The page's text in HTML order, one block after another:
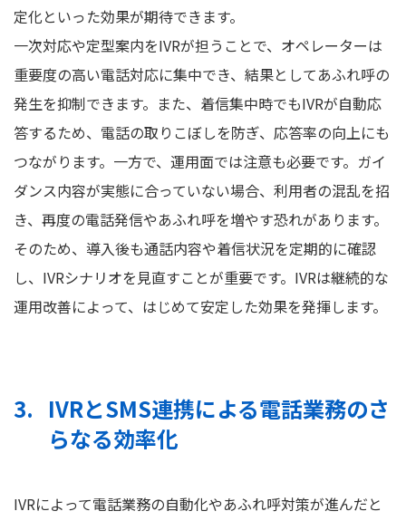
定化といった効果が期待できます。
一次対応や定型案内をIVRが担うことで、オペレーターは
重要度の高い電話対応に集中でき、結果としてあふれ呼の
発生を抑制できます。また、着信集中時でもIVRが自動応
答するため、電話の取りこぼしを防ぎ、応答率の向上にも
つながります。一方で、運用面では注意も必要です。ガイ
ダンス内容が実態に合っていない場合、利用者の混乱を招
き、再度の電話発信やあふれ呼を増やす恐れがあります。
そのため、導入後も通話内容や着信状況を定期的に確認
し、IVRシナリオを見直すことが重要です。IVRは継続的な
運用改善によって、はじめて安定した効果を発揮します。
IVRとSMS連携による電話業務のさ
らなる効率化
IVRによって電話業務の自動化やあふれ呼対策が進んだと